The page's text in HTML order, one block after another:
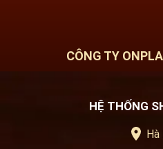
CÔNG TY
HỆ THỐNG
Hà